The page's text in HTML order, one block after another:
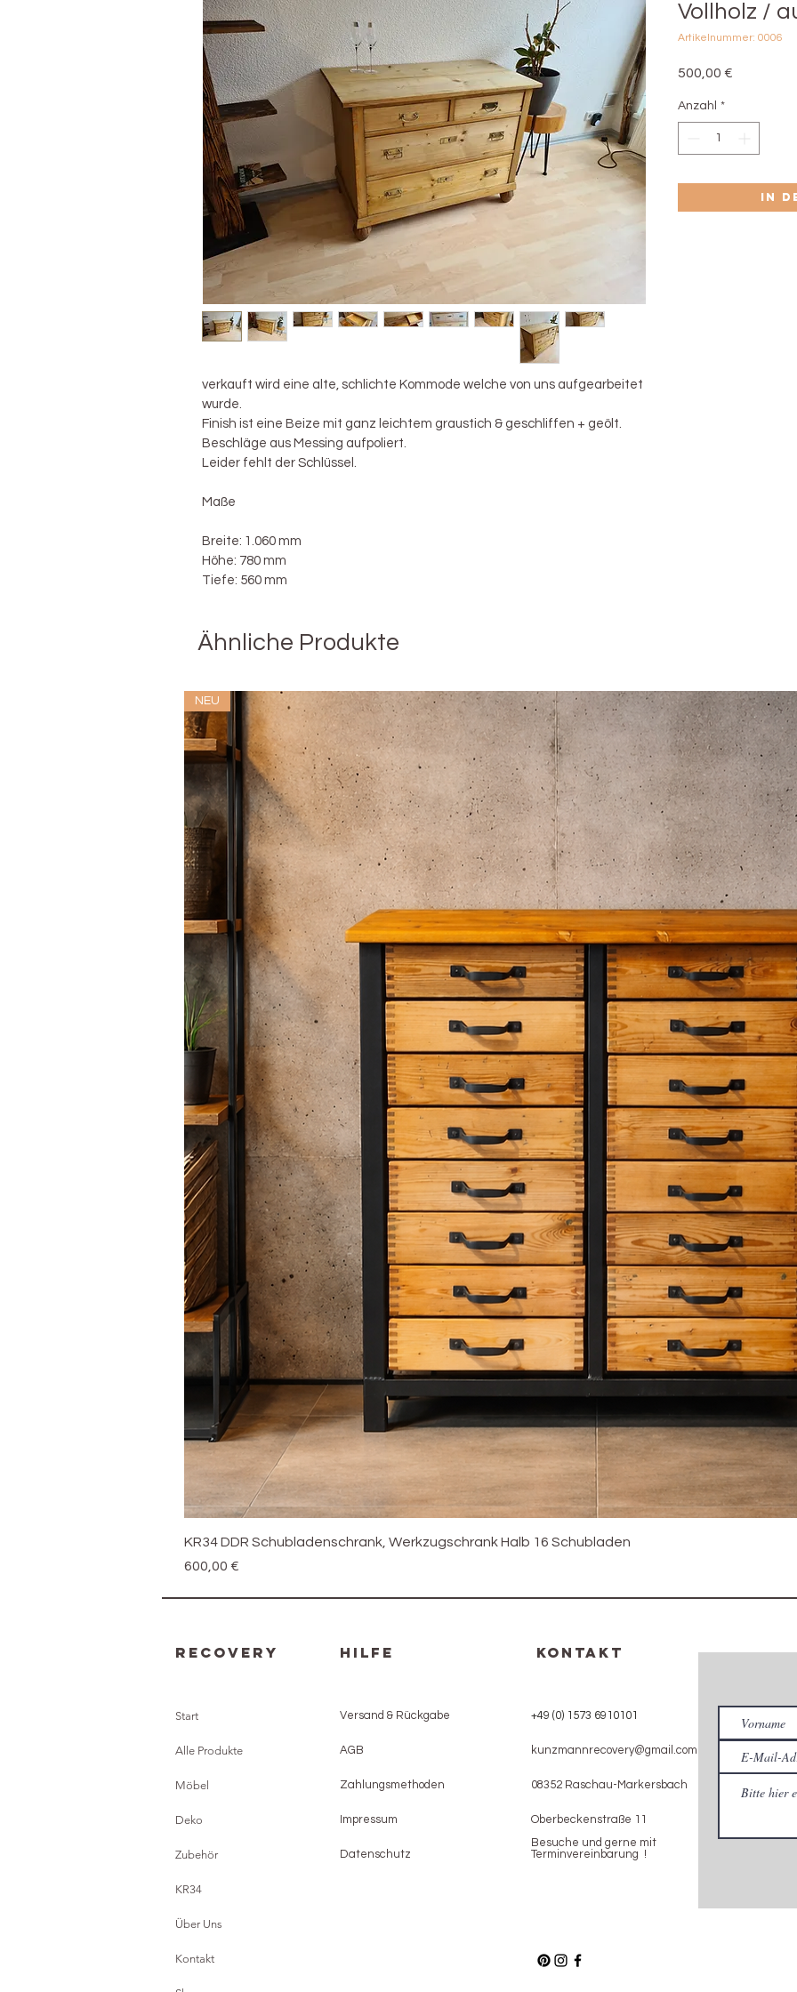
verkauft wird eine alte, schlichte Kommode welche von uns aufgearbeitet
wurde.
Finish ist eine Beize mit ganz leichtem graustich & geschliffen + geölt.
Beschläge aus Messing aufpoliert.
Leider fehlt der Schlüssel.
Maße
Breite: 1.060 mm
Höhe: 780 mm
Tiefe: 560 mm
Vollholz /
Artikelnummer: 0006
500,00 €
Anzahl *
In
Ähnliche Produkte
Schnellansicht
NEU
KR34 DDR Schubladenschrank, Werkzugschrank Halb 16 Schubladen
Preis
600,00 €
Recovery
Start
Alle Produkte
Möbel
Deko
Zubehör
KR34
Über Uns
Kontakt
HILFE
Versand & Rückgabe
AGB
Zahlungsmethoden
Impressum
Datenschutz
KONTAKT
+49 (0) 1573 6910101
kunzmannrecovery@gmail.com
08352 Raschau-Markersbach
Oberbeckenstraße 11
Besuche und gerne mit
Terminvereinbarung !